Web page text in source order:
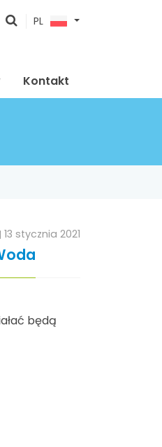
pokaż
PL
Kontakt
13 stycznia 2021
będą